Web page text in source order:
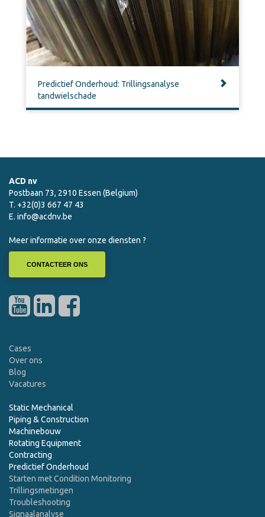
Predictief Onderhoud: Trillingsanalyse
tandwielschade
ACD nv
Postbaan 73, 2910 Essen (Belgium)
T. +32(0)3 667 47 43
E. info@acdnv.be
Meer informatie over onze diensten ?
CONTACTEER ONS
Cases
Over ons
Blog
Vacatures
Static Mechanical
Piping & Construction
Machinebouw
Rotating Equipment
Contracting
Predictief Onderhoud
Starten met Condition Monitoring
Trillingsmetingen
Troubleshooting
Signaalanalyse